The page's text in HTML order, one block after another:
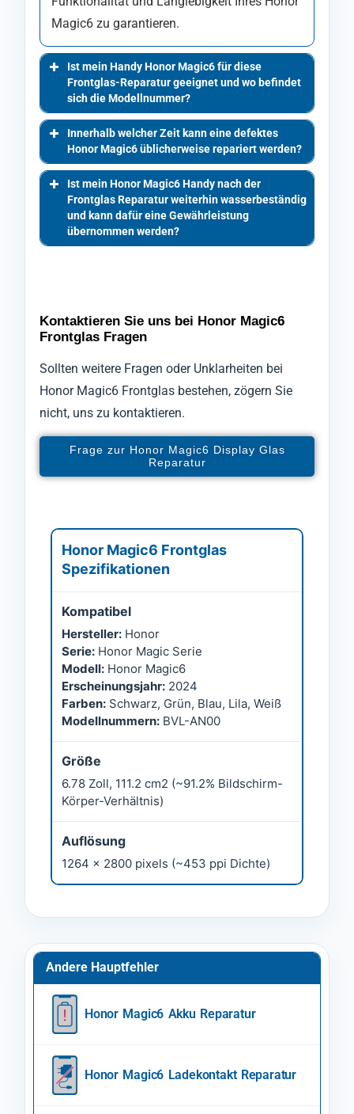
Magic6 zu garantieren.
Ist mein Handy Honor Magic6 für diese
Frontglas-Reparatur geeignet und wo befindet
sich die Modellnummer?
Innerhalb welcher Zeit kann eine defektes
Honor Magic6 üblicherweise repariert werden?
Ist mein Honor Magic6 Handy nach der
Frontglas Reparatur weiterhin wasserbeständig
und kann dafür eine Gewährleistung
übernommen werden?
Kontaktieren Sie uns bei Honor Magic6
Frontglas Fragen
Sollten weitere Fragen oder Unklarheiten bei
Honor Magic6 Frontglas bestehen, zögern Sie
nicht, uns zu kontaktieren.
Frage zur Honor Magic6 Display Glas
Reparatur
Honor Magic6 Frontglas
Spezifikationen
Kompatibel
Hersteller: Honor
Serie: Honor Magic Serie
Modell: Honor Magic6
Erscheinungsjahr: 2024
Farben: Schwarz, Grün, Blau, Lila, Weiß
Modellnummern: BVL-AN00
Größe
6.78 Zoll, 111.2 cm2 (~91.2% Bildschirm-
Körper-Verhältnis)
Auflösung
1264 x 2800 pixels (~453 ppi Dichte)
Andere Hauptfehler
Honor Magic6 Akku Reparatur
Honor Magic6 Ladekontakt Reparatur